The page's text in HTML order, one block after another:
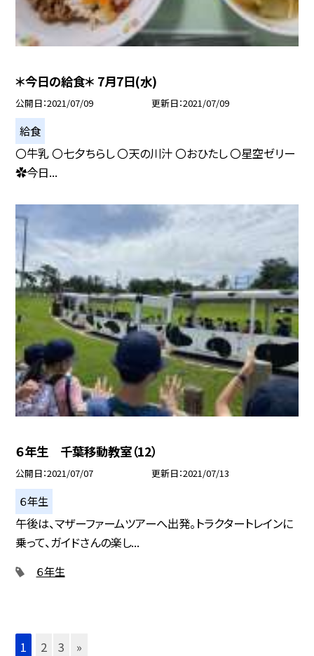
＊今日の給食＊ 7月7日(水)
公開日 2021/07/09 更新日 2021/07/09
給食
〇牛乳 〇七夕ちらし 〇天の川汁 〇おひたし 〇星空ゼリー
✿今日...
６年生 千葉移動教室（12）
公開日 2021/07/07 更新日 2021/07/13
６年生
午後は、マザーファームツアーへ出発。トラクタートレインに
乗って、ガイドさんの楽し...
６年生
1 2 3 »